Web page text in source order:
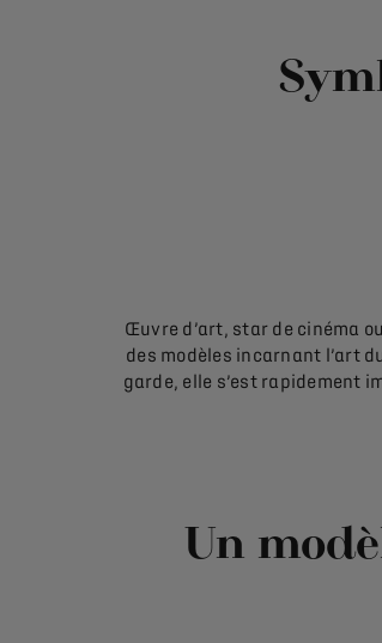
Œuvre d’art, star de cinéma
des modèles incarnant l’art
garde, elle s’est rapidement
Un